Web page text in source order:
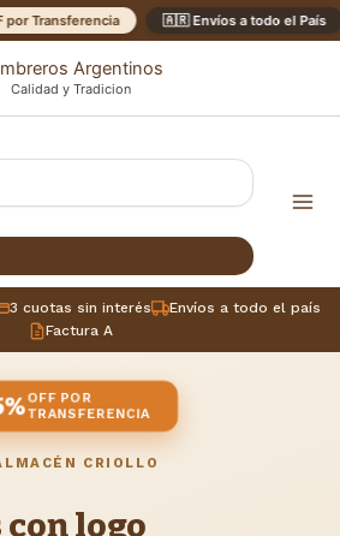
por Transferencia 🇦🇷 Envíos a todo el País
Argentinos
Calidad y Tradicion
3 cuotas sin interés
Envíos a todo el país
Factura A
OFF POR
TRANSFERENCIA
CRIOLLO
logo